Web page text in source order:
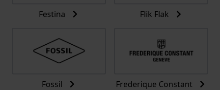
Festina Flik Flak
Fossil Frederique Constant